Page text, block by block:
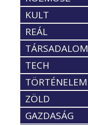
KULT
REÁL
TÁRSADALOM
TECH
TÖRTÉNELEM
ZÖLD
GAZDASÁG